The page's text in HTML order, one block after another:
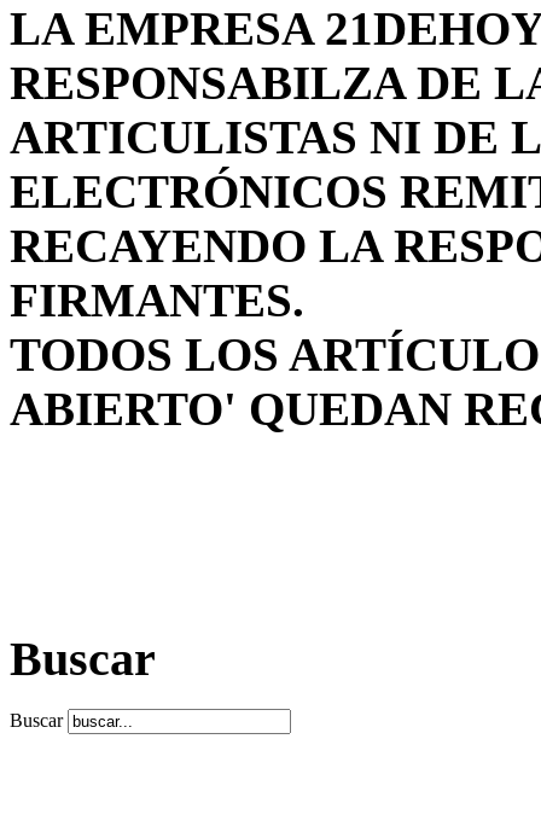
LA EMPRESA
RESPONSABILZA DE
ARTICULISTAS NI DE
ELECTRÓNICOS
RECAYENDO LA
FIRMANTES.
TODOS LOS
ABIERTO' QUEDAN
Buscar
Buscar